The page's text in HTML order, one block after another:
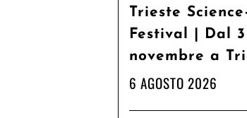
Trieste
Festival | Dal 3
novembre a
6 AGOSTO 2026